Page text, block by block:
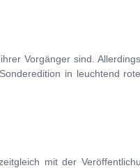
Vorgänger sind.
in leuchtend
mit der